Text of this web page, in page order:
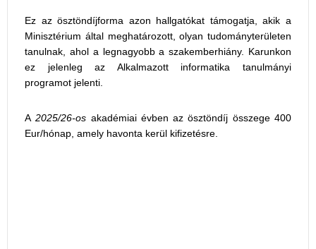
Ez az ösztöndíjforma azon hallgatókat támogatja, akik a
Minisztérium által meghatározott, olyan tudományterületen
tanulnak, ahol a legnagyobb a szakemberhiány. Karunkon
ez jelenleg az Alkalmazott informatika tanulmányi
programot jelenti.
A2025/26-os akadémiai évben az ösztöndíj összege 400
Eur/hónap, amely havonta kerül kifizetésre.